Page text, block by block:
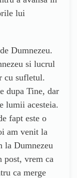
lui
Dumnezeu.
si lucrul
cu sufletul.
dupa Tine, dar
lumii acesteia.
fapt este o
am venit la
la Dumnezeu
post, vrem ca
ca merge